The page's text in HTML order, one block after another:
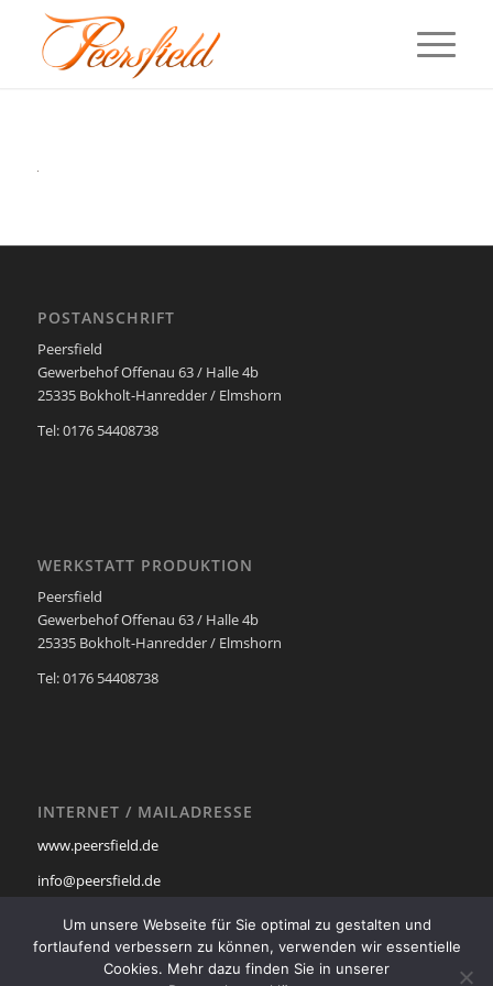
POSTANSCHRIFT
Peersfield
Gewerbehof Offenau 63 / Halle 4b
25335 Bokholt-Hanredder / Elmshorn
Tel: 0176 54408738
WERKSTATT PRODUKTION
Peersfield
Gewerbehof Offenau 63 / Halle 4b
25335 Bokholt-Hanredder / Elmshorn
Tel: 0176 54408738
INTERNET / MAILADRESSE
www.peersfield.de
info@peersfield.de
Impressum
Datenschutzerklärung
Um unsere Webseite für Sie optimal zu gestalten und
fortlaufend verbessern zu können, verwenden wir essentielle
Cookies. Mehr dazu finden Sie in unserer